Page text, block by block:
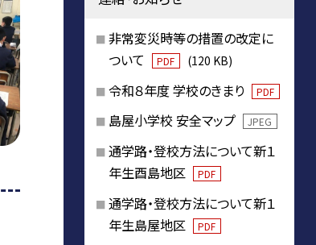
非常変災時等の措置の改定に
ついて
PDF (120 KB)
令和８年度 学校のきまり PDF
島屋小学校 安全マップ JPEG
通学路・登校方法について新１
年生酉島地区
PDF
通学路・登校方法について新１
年生島屋地区
PDF